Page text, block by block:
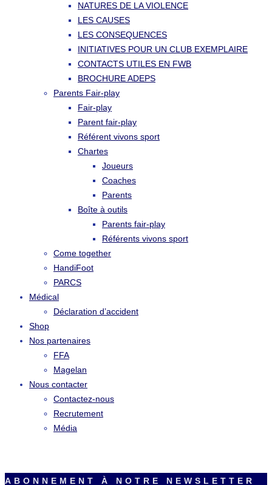
NATURES DE LA VIOLENCE
LES CAUSES
LES CONSEQUENCES
INITIATIVES POUR UN CLUB EXEMPLAIRE
CONTACTS UTILES EN FWB
BROCHURE ADEPS
Parents Fair-play
Fair-play
Parent fair-play
Référent vivons sport
Chartes
Joueurs
Coaches
Parents
Boîte à outils
Parents fair-play
Référents vivons sport
Come together
HandiFoot
PARCS
Médical
Déclaration d’accident
Shop
Nos partenaires
FFA
Magelan
Nous contacter
Contactez-nous
Recrutement
Média
ABONNEMENT À NOTRE NEWSLETTER